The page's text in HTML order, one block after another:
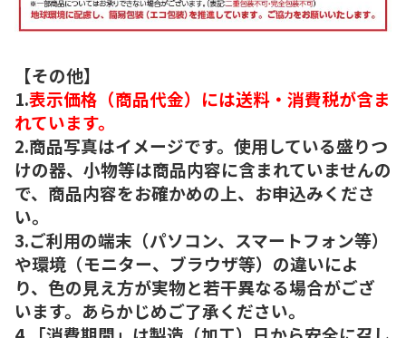
【その他】
1.表示価格（商品代金）には送料・消費税が含ま
れています。
2.商品写真はイメージです。使用している盛りつ
けの器、小物等は商品内容に含まれていませんの
で、商品内容をお確かめの上、お申込みくださ
い。
3.ご利用の端末（パソコン、スマートフォン等）
や環境（モニター、ブラウザ等）の違いによ
り、色の見え方が実物と若干異なる場合がござ
います。あらかじめご了承ください。